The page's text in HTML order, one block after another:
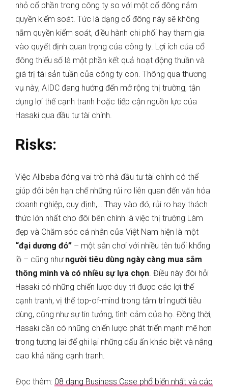
nhỏ cổ phần trong công ty so với một cổ đông nắm
quyền kiểm soát. Tức là dạng cổ đông này sẽ không
nắm quyền kiểm soát, điều hành chi phối hay tham gia
vào quyết định quan trọng của công ty. Lợi ích của cổ
đông thiểu số là một phần kết quả hoạt động thuần và
giá trị tài sản tuần của công ty con. Thông qua thương
vụ này, AIDC đang hướng đến mở rộng thị trường, tận
dụng lợi thế cạnh tranh hoặc tiếp cận nguồn lực của
Hasaki qua đầu tư tài chính.
Risks:
Việc Alibaba đóng vai trò nhà đầu tư tài chính có thể
giúp đôi bên hạn chế những rủi ro liên quan đến văn hóa
doanh nghiệp, quy định,… Thay vào đó, rủi ro hay thách
thức lớn nhất cho đôi bên chính là việc thị trường Làm
đẹp và Chăm sóc cá nhân của Việt Nam hiện là một
“đại dương đỏ” – một sân chơi với nhiều tên tuổi khổng
lồ – cũng nhưngười tiêu dùng ngày càng mua sắm
thông minh và có nhiều sự lựa chọn. Điều này đòi hỏi
Hasaki có những chiến lược duy trì được các lợi thế
cạnh tranh, vị thế top-of-mind trong tâm trí người tiêu
dùng, cũng như sự tin tưởng, tình cảm của họ. Đồng thời,
Hasaki cần có những chiến lược phát triển mạnh mẽ hơn
trong tương lai để ghi lại những dấu ấn khác biệt và nâng
cao khả năng cạnh tranh.
Đọc thêm: 08 dạng Business Case phổ biến nhất và các